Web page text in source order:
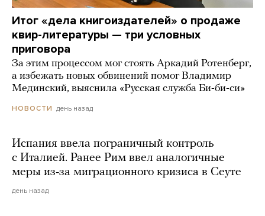
Итог «дела книгоиздателей» о продаже
квир-литературы — три условных
приговора
За этим процессом мог стоять Аркадий Ротенберг,
а избежать новых обвинений помог Владимир
Мединский, выяснила «Русская служба Би-би-си»
НОВОСТИ день назад
Испания ввела пограничный контроль
с Италией. Ранее Рим ввел аналогичные
меры из-за миграционного кризиса в Сеуте
день назад